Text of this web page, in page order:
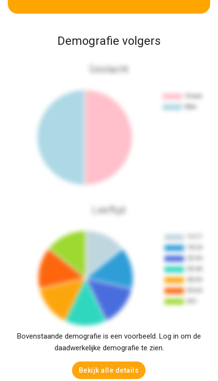
Demografie volgers
Geslacht
Leeftijd
Bovenstaande demografie is een voorbeeld. Log in om de
daadwerkelijke demografie te zien.
Bekijk alle details